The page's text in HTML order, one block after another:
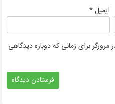
ایمیل*
برای زمانی که دوباره دیدگاهی